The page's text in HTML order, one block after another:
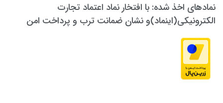
نمادهای اخذ شده: با افتخار نماد اعتماد تجارت
الکترونیکی(اینماد)و نشان ضمانت ترب و پرداخت امن